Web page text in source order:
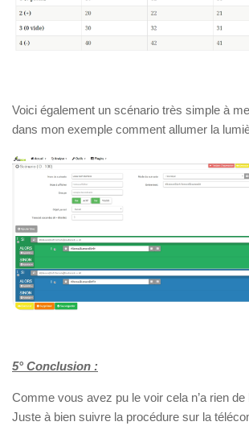
Voici également un scénario très simple à
dans mon exemple comment allumer la
5° Conclusion :
Comme vous avez pu le voir cela n’a rien de
Juste à bien suivre la procédure sur la